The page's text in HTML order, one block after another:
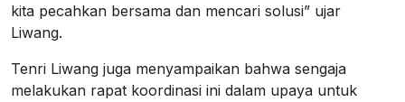
kita pecahkan bersama dan mencari solusi” ujar
Liwang.
Tenri Liwang juga menyampaikan bahwa sengaja
melakukan rapat koordinasi ini dalam upaya untuk